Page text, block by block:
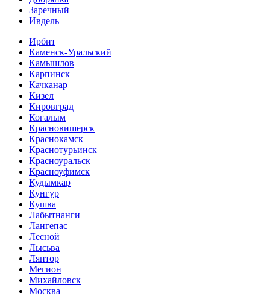
Заречный
Ивдель
Ирбит
Каменск-Уральский
Камышлов
Карпинск
Качканар
Кизел
Кировград
Когалым
Красновишерск
Краснокамск
Краснотурьинск
Красноуральск
Красноуфимск
Кудымкар
Кунгур
Кушва
Лабытнанги
Лангепас
Лесной
Лысьва
Лянтор
Мегион
Михайловск
Москва